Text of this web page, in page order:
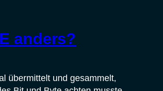
anders?
übermittelt und gesammelt,